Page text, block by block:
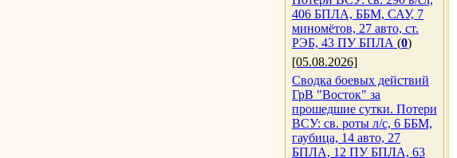
406 БПЛА, ББМ, САУ, 7
миномётов, 27 авто, ст.
РЭБ, 43 ПУ БПЛА (0)
[05.08.2026]
Сводка боевых действий
ГрВ "Восток" за
прошедшие сутки. Потери
ВСУ: св. роты л/с, 6 ББМ,
гаубица, 14 авто, 27
БПЛА, 12 ПУ БПЛА, 63